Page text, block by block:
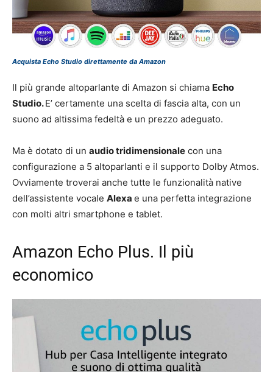
Acquista Echo Studio direttamente da Amazon
Il più grande altoparlante di Amazon si chiama Echo
Studio.E’ certamente una scelta di fascia alta, con un
suono ad altissima fedeltà e un prezzo adeguato.
Ma è dotato di un audio tridimensionale con una
configurazione a 5 altoparlanti e il supporto Dolby Atmos.
Ovviamente troverai anche tutte le funzionalità native
dell’assistente vocale Alexa e una perfetta integrazione
con molti altri smartphone e tablet.
Amazon Echo Plus. Il più
economico